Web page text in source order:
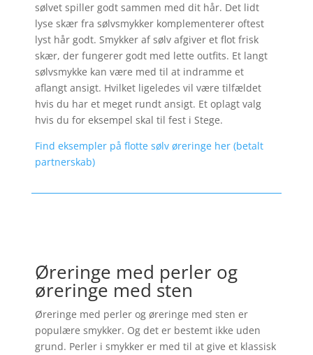
sølvet spiller godt sammen med dit hår. Det lidt
lyse skær fra sølvsmykker komplementerer oftest
lyst hår godt. Smykker af sølv afgiver et flot frisk
skær, der fungerer godt med lette outfits. Et langt
sølvsmykke kan være med til at indramme et
aflangt ansigt. Hvilket ligeledes vil være tilfældet
hvis du har et meget rundt ansigt. Et oplagt valg
hvis du for eksempel skal til fest i Stege.
Find eksempler på flotte sølv øreringe her (betalt
partnerskab)
Øreringe med perler og
øreringe med sten
Øreringe med perler og øreringe med sten er
populære smykker. Og det er bestemt ikke uden
grund. Perler i smykker er med til at give et klassisk